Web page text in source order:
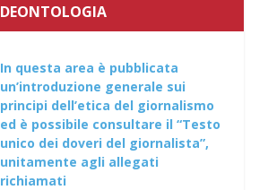
DEONTOLOGIA
In questa area è pubblicata
un’introduzione generale sui
principi dell’etica del giornalismo
ed è possibile consultare il “Testo
unico dei doveri del giornalista”,
unitamente agli allegati
richiamati